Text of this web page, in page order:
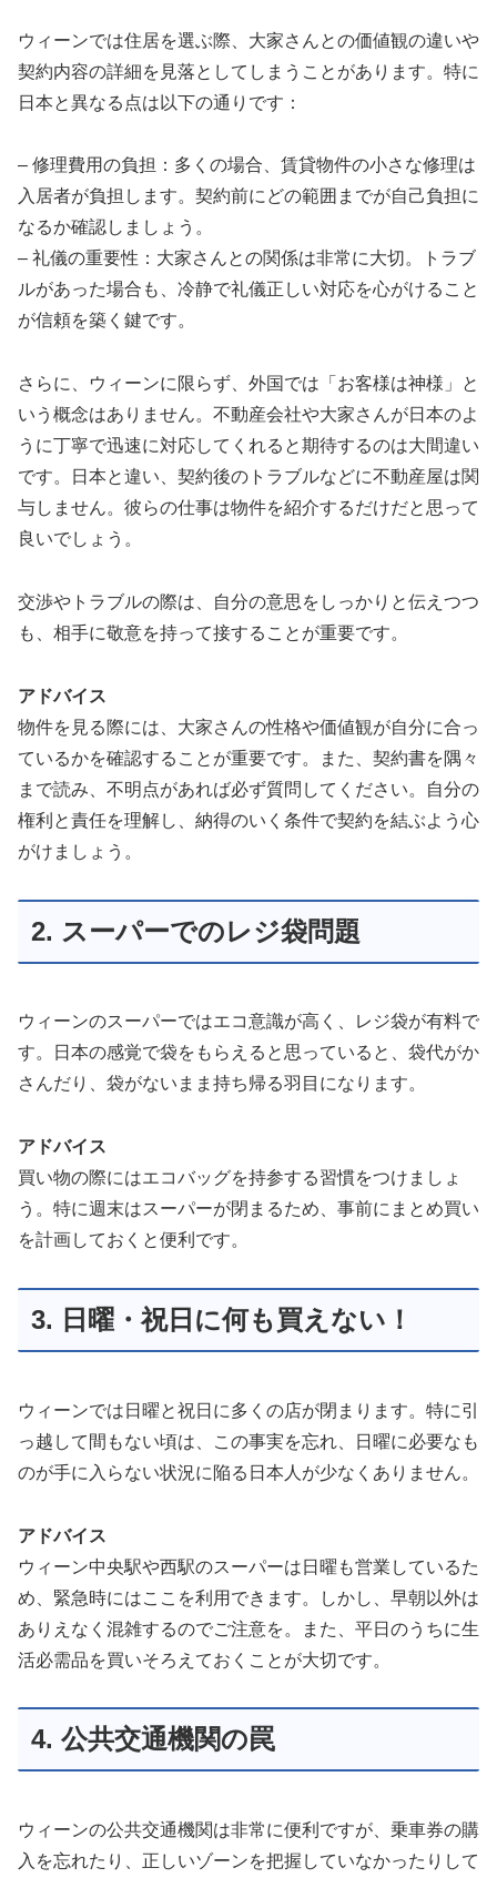
ウィーンでは住居を選ぶ際、大家さんとの価値観の違いや
契約内容の詳細を見落としてしまうことがあります。特に
日本と異なる点は以下の通りです：
– 修理費用の負担：多くの場合、賃貸物件の小さな修理は
入居者が負担します。契約前にどの範囲までが自己負担に
なるか確認しましょう。
– 礼儀の重要性：大家さんとの関係は非常に大切。トラブ
ルがあった場合も、冷静で礼儀正しい対応を心がけること
が信頼を築く鍵です。
さらに、ウィーンに限らず、外国では「お客様は神様」と
いう概念はありません。不動産会社や大家さんが日本のよ
うに丁寧で迅速に対応してくれると期待するのは大間違い
です。日本と違い、契約後のトラブルなどに不動産屋は関
与しません。彼らの仕事は物件を紹介するだけだと思って
良いでしょう。
交渉やトラブルの際は、自分の意思をしっかりと伝えつつ
も、相手に敬意を持って接することが重要です。
アドバイス
物件を見る際には、大家さんの性格や価値観が自分に合っ
ているかを確認することが重要です。また、契約書を隅々
まで読み、不明点があれば必ず質問してください。自分の
権利と責任を理解し、納得のいく条件で契約を結ぶよう心
がけましょう。
2. スーパーでのレジ袋問題
ウィーンのスーパーではエコ意識が高く、レジ袋が有料で
す。日本の感覚で袋をもらえると思っていると、袋代がか
さんだり、袋がないまま持ち帰る羽目になります。
アドバイス
買い物の際にはエコバッグを持参する習慣をつけましょ
う。特に週末はスーパーが閉まるため、事前にまとめ買い
を計画しておくと便利です。
3. 日曜・祝日に何も買えない！
ウィーンでは日曜と祝日に多くの店が閉まります。特に引
っ越して間もない頃は、この事実を忘れ、日曜に必要なも
のが手に入らない状況に陥る日本人が少なくありません。
アドバイス
ウィーン中央駅や西駅のスーパーは日曜も営業しているた
め、緊急時にはここを利用できます。しかし、早朝以外は
ありえなく混雑するのでご注意を。また、平日のうちに生
活必需品を買いそろえておくことが大切です。
4. 公共交通機関の罠
ウィーンの公共交通機関は非常に便利ですが、乗車券の購
入を忘れたり、正しいゾーンを把握していなかったりして